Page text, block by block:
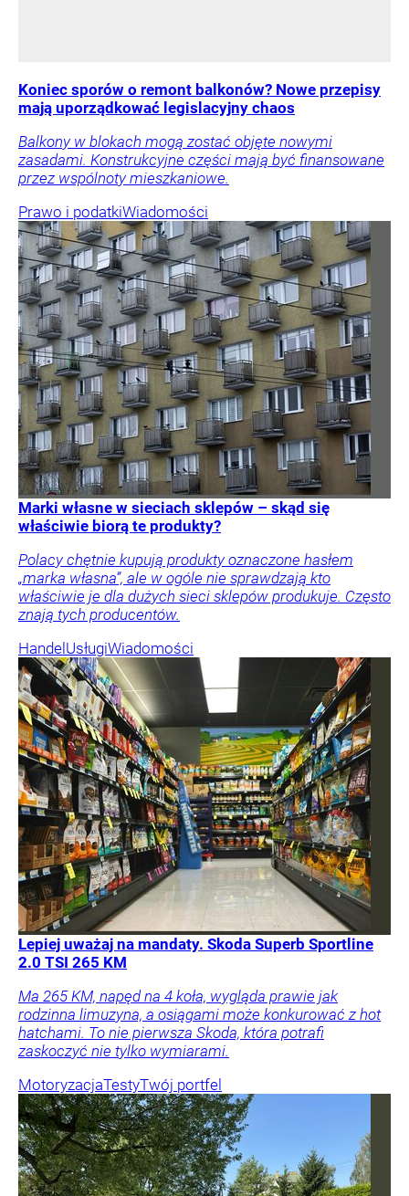
Koniec sporów o remont balkonów? Nowe przepisy
mają uporządkować legislacyjny chaos
Balkony w blokach mogą zostać objęte nowymi
zasadami. Konstrukcyjne części mają być finansowane
przez wspólnoty mieszkaniowe.
Prawo i podatkiWiadomości
Marki własne w sieciach sklepów – skąd się
właściwie biorą te produkty?
Polacy chętnie kupują produkty oznaczone hasłem
„marka własna”, ale w ogóle nie sprawdzają kto
właściwie je dla dużych sieci sklepów produkuje. Często
znają tych producentów.
Handel UsługiWiadomości
Lepiej uważaj na mandaty. Skoda Superb Sportline
2.0 TSI 265 KM
Ma 265 KM, napęd na 4 koła, wygląda prawie jak
rodzinna limuzyna, a osiągami może konkurować z hot
hatchami. To nie pierwsza Skoda, która potrafi
zaskoczyć nie tylko wymiarami.
MotoryzacjaTestyTwój portfel